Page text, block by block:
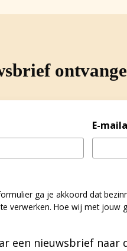
E-
ga je akkoord dat
verwerken. Hoe wij met jouw
een nieuwsbrief naar